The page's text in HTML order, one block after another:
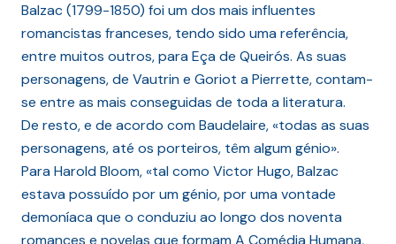
Balzac (1799-1850) foi um dos mais influentes
romancistas franceses, tendo sido uma referência,
entre muitos outros, para Eça de Queirós. As suas
personagens, de Vautrin e Goriot a Pierrette, contam-
se entre as mais conseguidas de toda a literatura.
De resto, e de acordo com Baudelaire, «todas as suas
personagens, até os porteiros, têm algum génio».
Para Harold Bloom, «tal como Victor Hugo, Balzac
estava possuído por um génio, por uma vontade
demoníaca que o conduziu ao longo dos noventa
romances e novelas que formam A Comédia Humana,